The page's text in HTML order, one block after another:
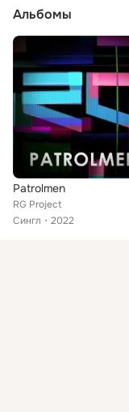
Альбомы
Patrolmen
RG Project
Сингл
2022